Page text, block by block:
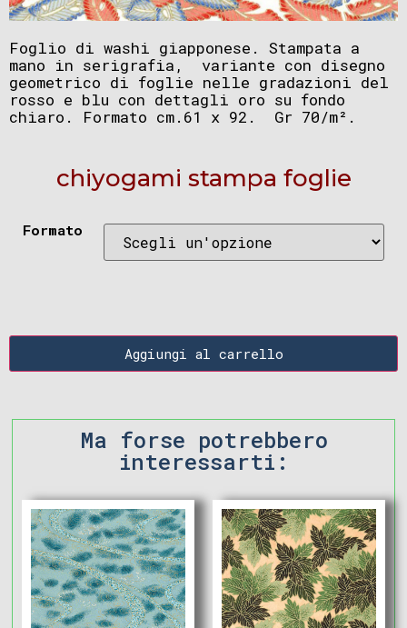
Foglio di washi giapponese. Stampata a
mano in serigrafia, variante con disegno
geometrico di foglie nelle gradazioni del
rosso e blu con dettagli oro su fondo
chiaro. Formato cm.61 x 92. Gr 70/m².
chiyogami stampa foglie
Formato
Aggiungi al carrello
Ma forse potrebbero
interessarti: